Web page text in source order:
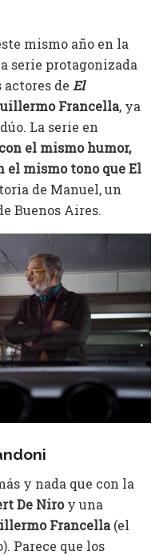
mismo año en la
serie protagonizada
actores de El
Francella, ya
La serie en
el mismo humor,
el mismo tono que El
de Manuel, un
Buenos Aires.
y nada que con la
De Niroy una
Francella(el
Parece que los